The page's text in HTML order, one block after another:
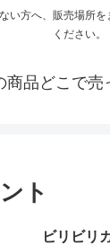
い方へ、販売場所
ください。
商品どこで売
ト
ビリビリ